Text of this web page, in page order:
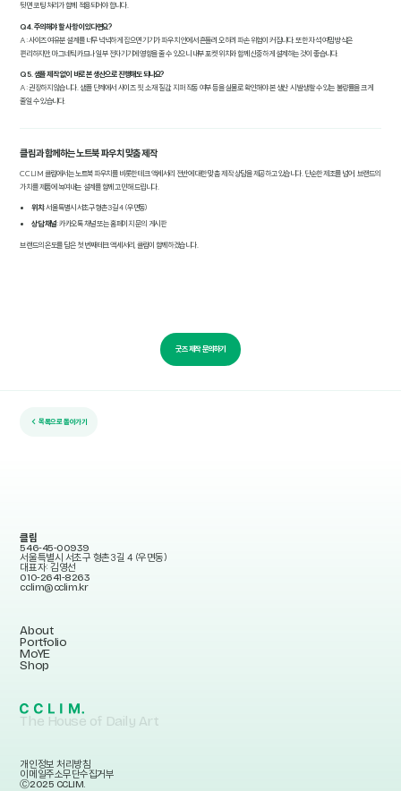
뒷면 코팅 처리가 함께 적용되어야 합니다.
Q4. 주의해야 할 사항이 있다면요?
A: 사이즈 여유분 설계를 너무 넉넉하게 잡으면 기기가 파우치 안에서 흔들려 오히려 파손 위험이 커집니다. 또한 자석 여밈 방식은
편리하지만, 마그네틱 카드나 일부 전자기기에 영향을 줄 수 있으니 내부 포켓 위치와 함께 신중하게 설계하는 것이 좋습니다.
Q5. 샘플 제작 없이 바로 본 생산으로 진행해도 되나요?
A: 권장하지 않습니다. 샘플 단계에서 사이즈 핏, 소재 질감, 지퍼 작동 여부 등을 실물로 확인해야 본 생산 시 발생할 수 있는 불량률을 크게
줄일 수 있습니다.
클림과 함께하는 노트북 파우치 맞춤 제작
CCLIM 클림에서는 노트북 파우치를 비롯한 테크 액세서리 전반에 대한 맞춤 제작 상담을 제공하고 있습니다. 단순한 제조를 넘어, 브랜드의
가치를 제품에 녹여내는 설계를 함께 고민해 드립니다.
위치 : 서울특별시 서초구 형촌3길 4 (우면동)
상담 채널: 카카오톡 채널 또는 홈페이지 문의 게시판
브랜드의 온도를 담은 첫 번째 테크 액세서리, 클림이 함께하겠습니다.
굿즈 제작 문의하기
← 목록으로 돌아가기
클림
546-45-00939
서울특별시 서초구 형촌3길 4 (우면동)
대표자: 김영선
010-2641-8263
cclim@cclim.kr
About
Portfolio
MoYE
Shop
The House of Daily Art
개인정보 처리방침
이메일주소무단수집거부
Ⓒ2025 CCLIM.